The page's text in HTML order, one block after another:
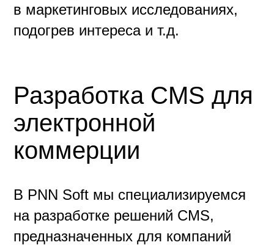
в маркетинговых исследованиях,
подогрев интереса и т.д.
Разработка CMS для
электронной
коммерции
В PNN Soft мы специализируемся
на разработке решений CMS,
предназначенных для компаний